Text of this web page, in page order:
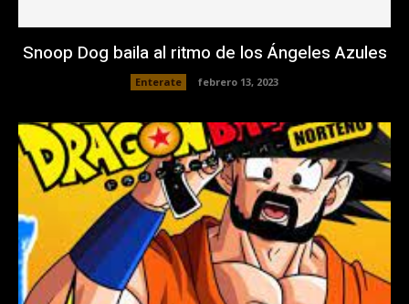
Snoop Dog baila al ritmo de los Ángeles Azules
Enterate febrero 13, 2023